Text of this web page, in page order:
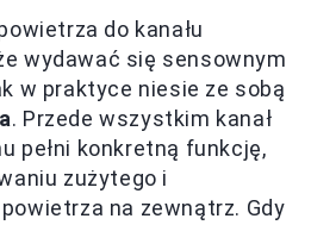
do kanału
wydawać się sensownym
w praktyce niesie ze sobą
. Przede wszystkim kanał
pełni konkretną funkcję,
zużytego i
na zewnątrz. Gdy